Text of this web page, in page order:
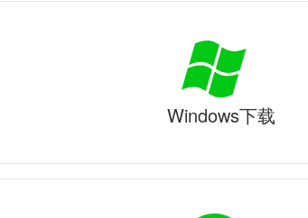
Windows下载